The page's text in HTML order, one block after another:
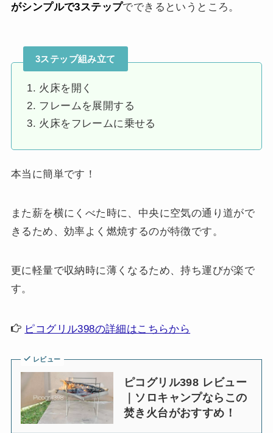
がシンプルで3ステップでできるというところ。
3ステップ組み立て
火床を開く
フレームを展開する
火床をフレームに乗せる
本当に簡単です！
また薪を横にくべた時に、中央に空気の通り道がで
きるため、効率よく燃焼するのが特徴です。
更に軽量で収納時に薄くなるため、持ち運びが楽で
す。
ピコグリル398の詳細はこちらから
レビュー
ピコグリル398 レビュー
｜ソロキャンプならこの
焚き火台がおすすめ！